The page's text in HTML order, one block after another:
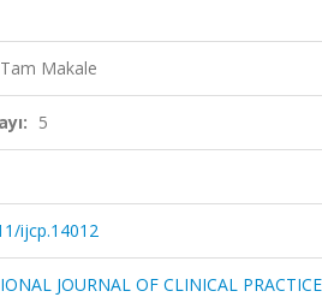
Makale
5
ijcp.14012
JOURNAL OF CLINICAL PRACTICE